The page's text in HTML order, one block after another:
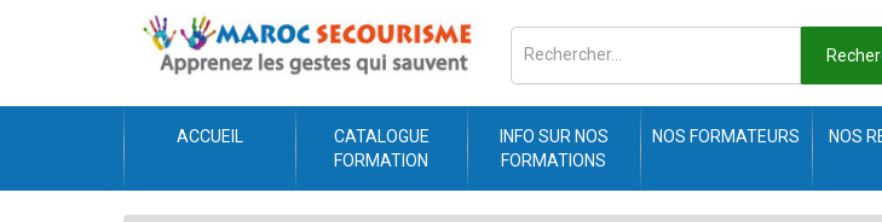
ACCUEIL
CATALOGUE
FORMATION
INFO SUR NOS
FORMATIONS
NOS FORMATEURS NOS